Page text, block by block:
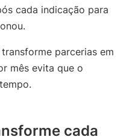
cada indicação para
parcerias em
mês evita que o
cada